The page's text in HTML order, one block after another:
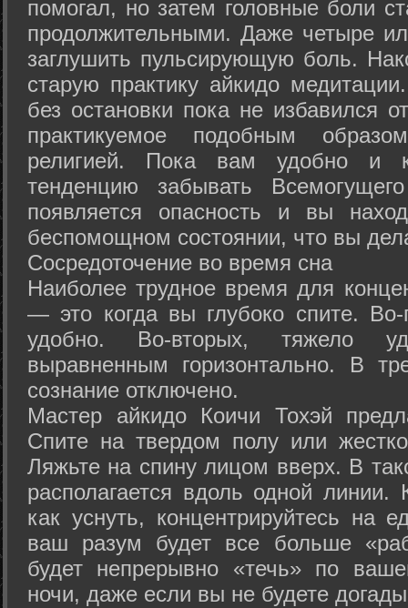
помогал, но затем головные боли
продолжительными. Даже четыре
заглушить пульсирующую боль.
старую практику айкидо
без остановки пока не избавился
практикуемое подобным
религией. Пока вам удобно и
тенденцию забывать
появляется опасность и вы
беспомощном состоянии, что вы
Сосредоточение во время сна
Наиболее трудное время для
— это когда вы глубоко спите.
удобно. Во-вторых, тяжело
выравненным горизонтально. В
сознание отключено.
Мастер айкидо Коичи Тохэй
Спите на твердом полу или
Ляжьте на спину лицом вверх. В
располагается вдоль одной
как уснуть, концентрируйтесь на
ваш разум будет все больше
будет непрерывно «течь» по
ночи, даже если вы не будете